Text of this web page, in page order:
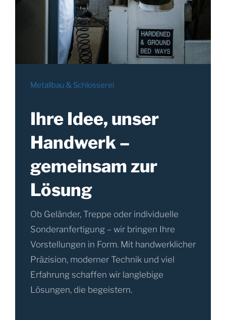
Metallbau & Schlosserei
Ihre Idee, unser
Handwerk –
gemeinsam zur
Lösung
Ob Geländer, Treppe oder individuelle
Sonderanfertigung – wir bringen Ihre
Vorstellungen in Form. Mit handwerklicher
Präzision, moderner Technik und viel
Erfahrung schaffen wir langlebige
Lösungen, die begeistern.